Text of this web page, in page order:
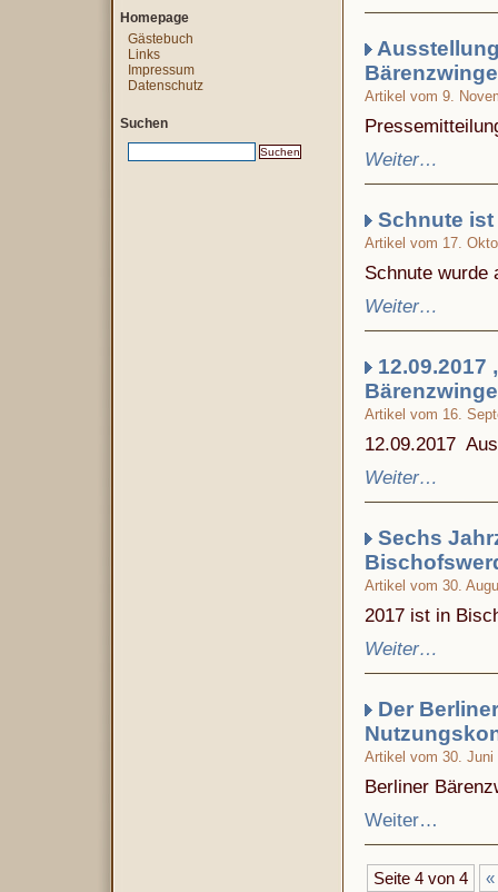
Artikel vom 9.
Weiter…
Schnute ist
Artikel vom 17.
Schnute wurde
Weiter…
12.09.2017
Artikel vom 16.
12.09.2017
Weiter…
Sechs
Artikel vom 30.
2017 ist in
Weiter…
Der
Artikel vom 30. Juni
Berliner
Weiter…
Seite 4 von 4 «
Homepage
Gästebuch
Links
Impressum
Datenschutz
Suchen